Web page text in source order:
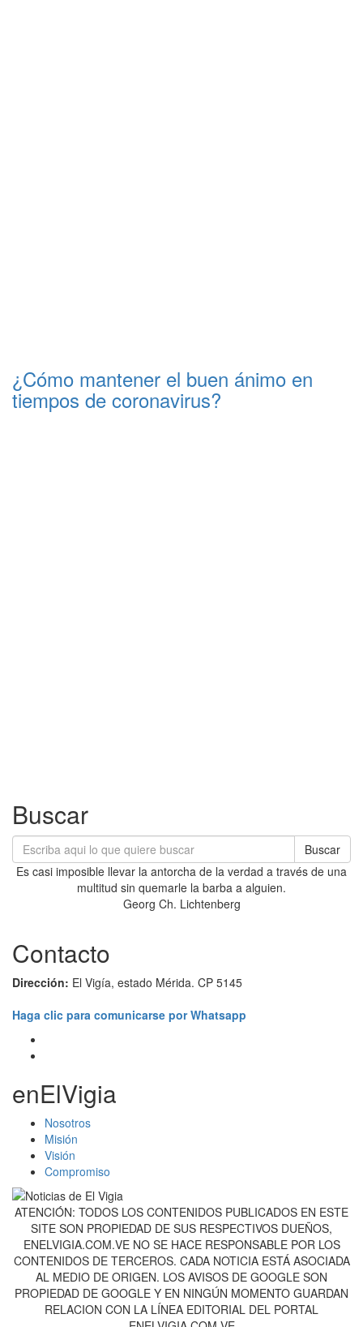
¿Cómo mantener el buen ánimo en
tiempos de coronavirus?
Buscar
Buscar
Es casi imposible llevar la antorcha de la verdad a través de una
multitud sin quemarle la barba a alguien.
Georg Ch. Lichtenberg
Contacto
Dirección: El Vigía, estado Mérida. CP 5145
Haga clic para comunicarse por Whatsapp
enElVigia
Nosotros
Misión
Visión
Compromiso
ATENCIÓN: TODOS LOS CONTENIDOS PUBLICADOS EN ESTE
SITE SON PROPIEDAD DE SUS RESPECTIVOS DUEÑOS,
ENELVIGIA.COM.VE NO SE HACE RESPONSABLE POR LOS
CONTENIDOS DE TERCEROS. CADA NOTICIA ESTÁ ASOCIADA
AL MEDIO DE ORIGEN. LOS AVISOS DE GOOGLE SON
PROPIEDAD DE GOOGLE Y EN NINGÚN MOMENTO GUARDAN
RELACION CON LA LÍNEA EDITORIAL DEL PORTAL